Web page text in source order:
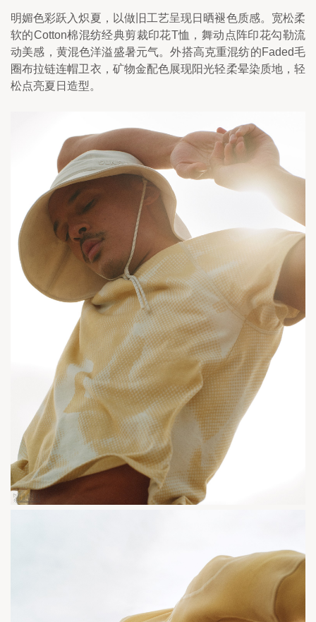
明媚色彩跃入炽夏，以做旧工艺呈现日晒褪色质感。宽松柔
软的Cotton棉混纺经典剪裁印花T恤，舞动点阵印花勾勒流
动美感，黄混色洋溢盛暑元气。外搭高克重混纺的Faded毛
圈布拉链连帽卫衣，矿物金配色展现阳光轻柔晕染质地，轻
松点亮夏日造型。